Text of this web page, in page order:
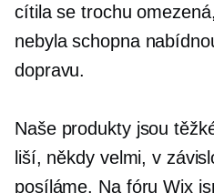
cítila se trochu
nebyla schopna
dopravu.
Naše produkty jsou
liší, někdy velmi, v
posíláme. Na fóru Wix